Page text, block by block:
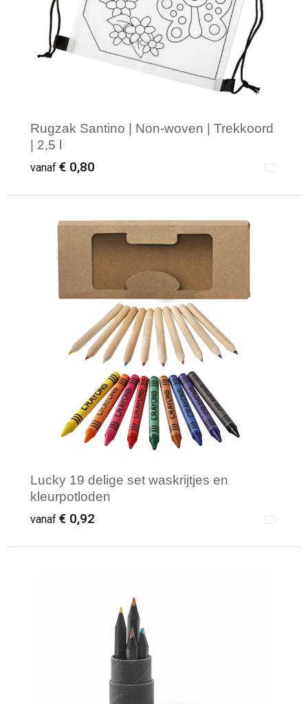
Rugzak Santino | Non-woven | Trekkoord
| 2,5 l
vanaf € 0,80
Minimale afname: 1
Lucky 19 delige set waskrijtjes en
kleurpotloden
vanaf € 0,92
Minimale afname: 1